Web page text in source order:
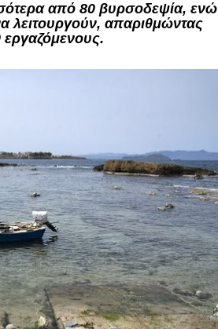
από 80 βυρσοδεψία, ενώ
λειτουργούν, απαριθμώντας